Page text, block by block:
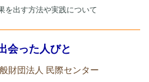
を出す方法や実践について
会った人びと
財団法人 民際センター